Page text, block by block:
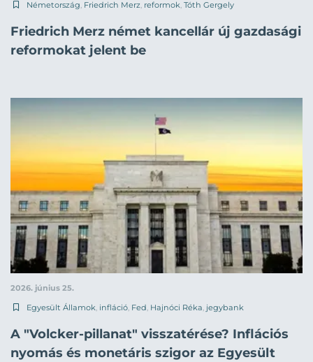
Németország, Friedrich Merz, reformok, Tóth Gergely
Friedrich Merz német kancellár új gazdasági
reformokat jelent be
2026. június 25.
Egyesült Államok, infláció, Fed, Hajnóci Réka, jegybank
A "Volcker-pillanat" visszatérése? Inflációs
nyomás és monetáris szigor az Egyesült